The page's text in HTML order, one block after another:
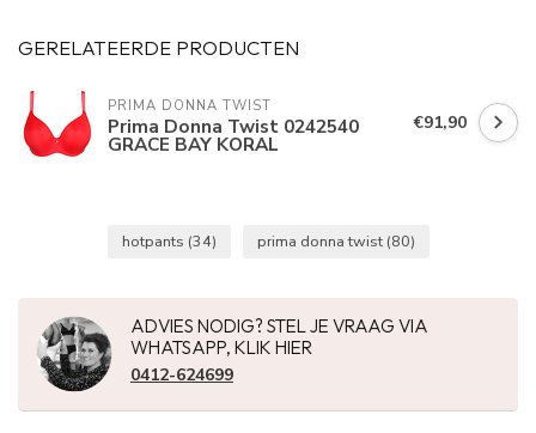
GERELATEERDE PRODUCTEN
PRIMA DONNA TWIST
Prima Donna Twist 0242540
GRACE BAY KORAL
€91,90
hotpants (34) prima donna twist (80)
ADVIES NODIG? STEL JE VRAAG VIA
WHATSAPP, KLIK HIER
0412-624699